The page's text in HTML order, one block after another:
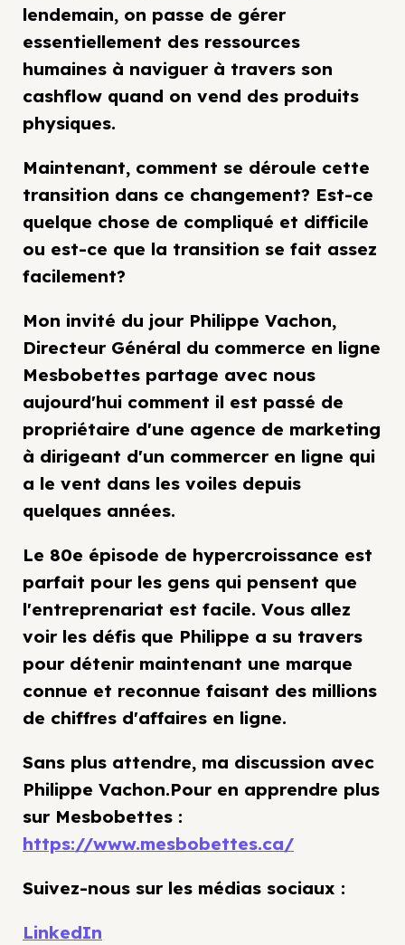
lendemain, on passe de gérer
essentiellement des ressources
humaines à naviguer à travers son
cashflow quand on vend des produits
physiques.
Maintenant, comment se déroule cette
transition dans ce changement? Est-ce
quelque chose de compliqué et difficile
ou est-ce que la transition se fait assez
facilement?
Mon invité du jour Philippe Vachon,
Directeur Général du commerce en ligne
Mesbobettes partage avec nous
aujourd'hui comment il est passé de
propriétaire d'une agence de marketing
à dirigeant d'un commercer en ligne qui
a le vent dans les voiles depuis
quelques années.
Le 80e épisode de hypercroissance est
parfait pour les gens qui pensent que
l'entreprenariat est facile. Vous allez
voir les défis que Philippe a su travers
pour détenir maintenant une marque
connue et reconnue faisant des millions
de chiffres d'affaires en ligne.
Sans plus attendre, ma discussion avec
Philippe Vachon.Pour en apprendre plus
sur Mesbobettes :
https://www.mesbobettes.ca/
Suivez-nous sur les médias sociaux :
LinkedIn